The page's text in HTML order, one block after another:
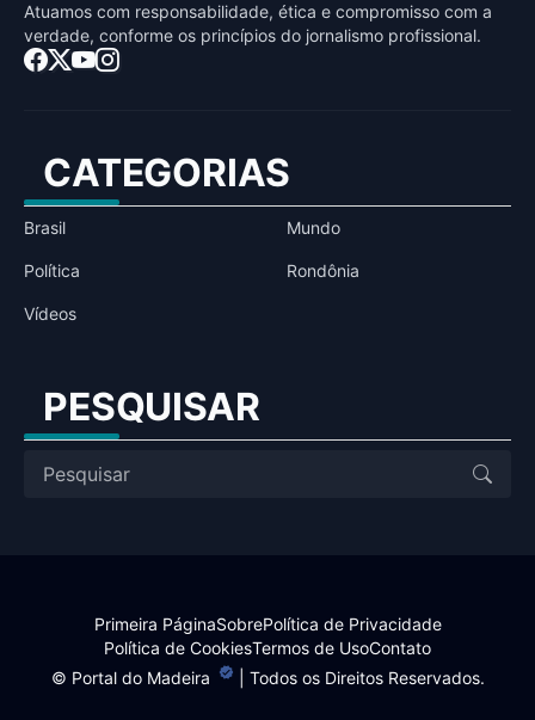
Atuamos com responsabilidade, ética e compromisso com a
verdade, conforme os princípios do jornalismo profissional.
CATEGORIAS
Brasil Mundo
Política Rondônia
Vídeos
PESQUISAR
© Portal do Madeira | Todos os Direitos Reservados.
Primeira PáginaSobrePolítica de Privacidade
Política de CookiesTermos de UsoContato